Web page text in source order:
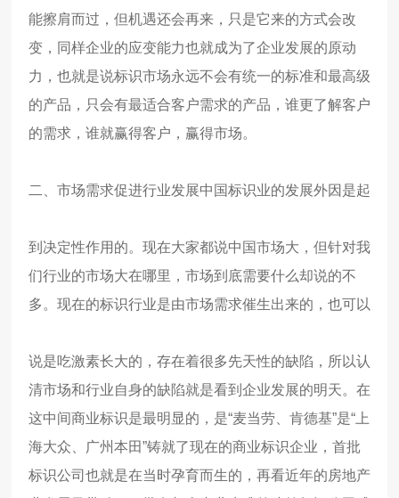
能擦肩而过，但机遇还会再来，只是它来的方式会改
变，同样企业的应变能力也就成为了企业发展的原动
力，也就是说标识市场永远不会有统一的标准和最高级
的产品，只会有最适合客户需求的产品，谁更了解客户
的需求，谁就赢得客户，赢得市场。
二、市场需求促进行业发展中国标识业的发展外因是起
到决定性作用的。现在大家都说中国市场大，但针对我
们行业的市场大在哪里，市场到底需要什么却说的不
多。 现在的标识行业是由市场需求催生出来的，也可以
说是吃激素长大的，存在着很多先天性的缺陷，所以认
清市场和行业自身的缺陷就是看到企业发展的明天。在
这中间商业标识是最明显的，是“麦当劳、肯德基”是“上
海大众、广州本田”铸就了现在的商业标识企业，首批
标识公司也就是在当时孕育而生的，再看近年的房地产